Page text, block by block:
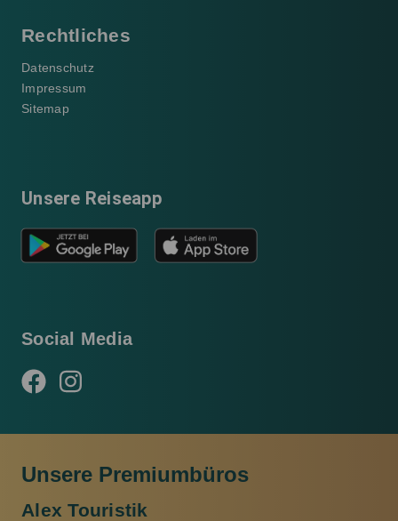
Rechtliches
Datenschutz
Impressum
Sitemap
Unsere Reiseapp
Social Media
Unsere Premiumbüros
Alex Touristik